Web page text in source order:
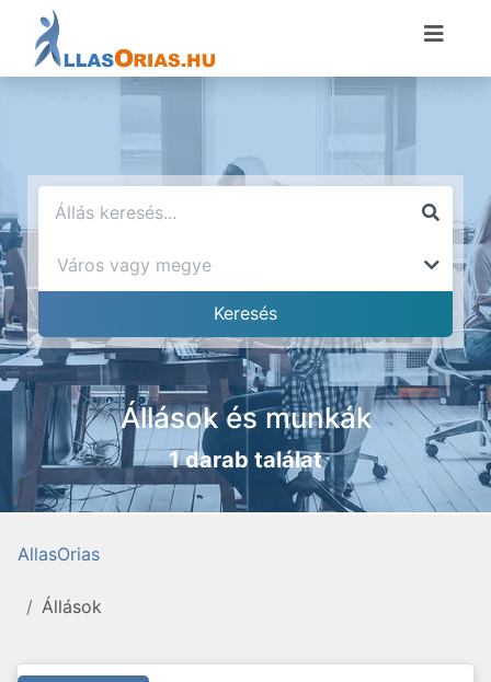
Állások és munkák
1 darab találat
AllasOrias
Állások